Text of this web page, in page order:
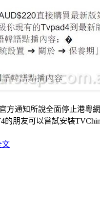
方通知所說全面停止港
朋友可以嘗試安裝
文